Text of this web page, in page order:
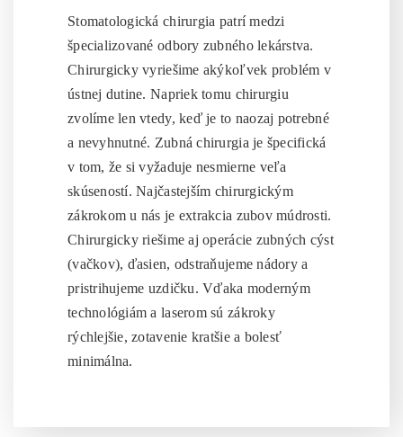
Stomatologická chirurgia patrí medzi
špecializované odbory zubného lekárstva.
Chirurgicky vyriešime akýkoľvek problém v
ústnej dutine. Napriek tomu chirurgiu
zvolíme len vtedy, keď je to naozaj potrebné
a nevyhnutné. Zubná chirurgia je špecifická
v tom, že si vyžaduje nesmierne veľa
skúseností. Najčastejším chirurgickým
zákrokom u nás je extrakcia zubov múdrosti.
Chirurgicky riešime aj operácie zubných cýst
(vačkov), ďasien, odstraňujeme nádory a
pristrihujeme uzdičku. Vďaka moderným
technológiám a laserom sú zákroky
rýchlejšie, zotavenie kratšie a bolesť
minimálna.